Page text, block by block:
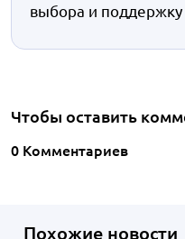
выбора и поддержку
Чтобы оставить
0 Комментариев
Похожие новости